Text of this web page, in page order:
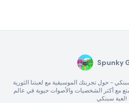
Spunky
- حول تجربتك الموسيقية مع لعبتنا الثورية
مع أكثر الشخصيات والأصوات حيوية في عالم
لعبة سبنكي!